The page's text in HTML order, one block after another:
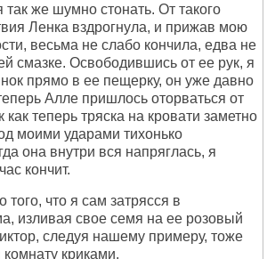
же шумно стонать. От такого
Ленка вздрогнула, и прижав мою
весьма не слабо кончила, едва не
смазке. Освободившись от ее рук, я
прямо в ее пещерку, он уже давно
Алле пришлось оторваться от
как теперь тряска на кровати заметно
моими ударами тихонько
она внутри вся напряглась, я
кончит.
того, что я сам затрясся в
изливая свое семя на ее розовый
следуя нашему примеру, тоже
криками.